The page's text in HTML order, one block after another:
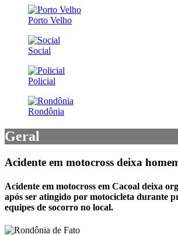
Porto Velho
Social
Policial
Rondônia
Geral
Acidente em motocross deixa
Acidente em motocross em Cacoal deixa
após ser atingido por motocicleta durante
equipes de socorro no local.